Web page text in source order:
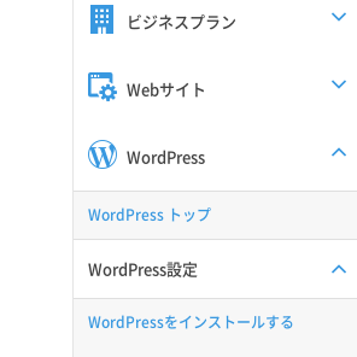
ビジネスプラン
Webサイト
WordPress
WordPress トップ
WordPress設定
WordPressをインストールする